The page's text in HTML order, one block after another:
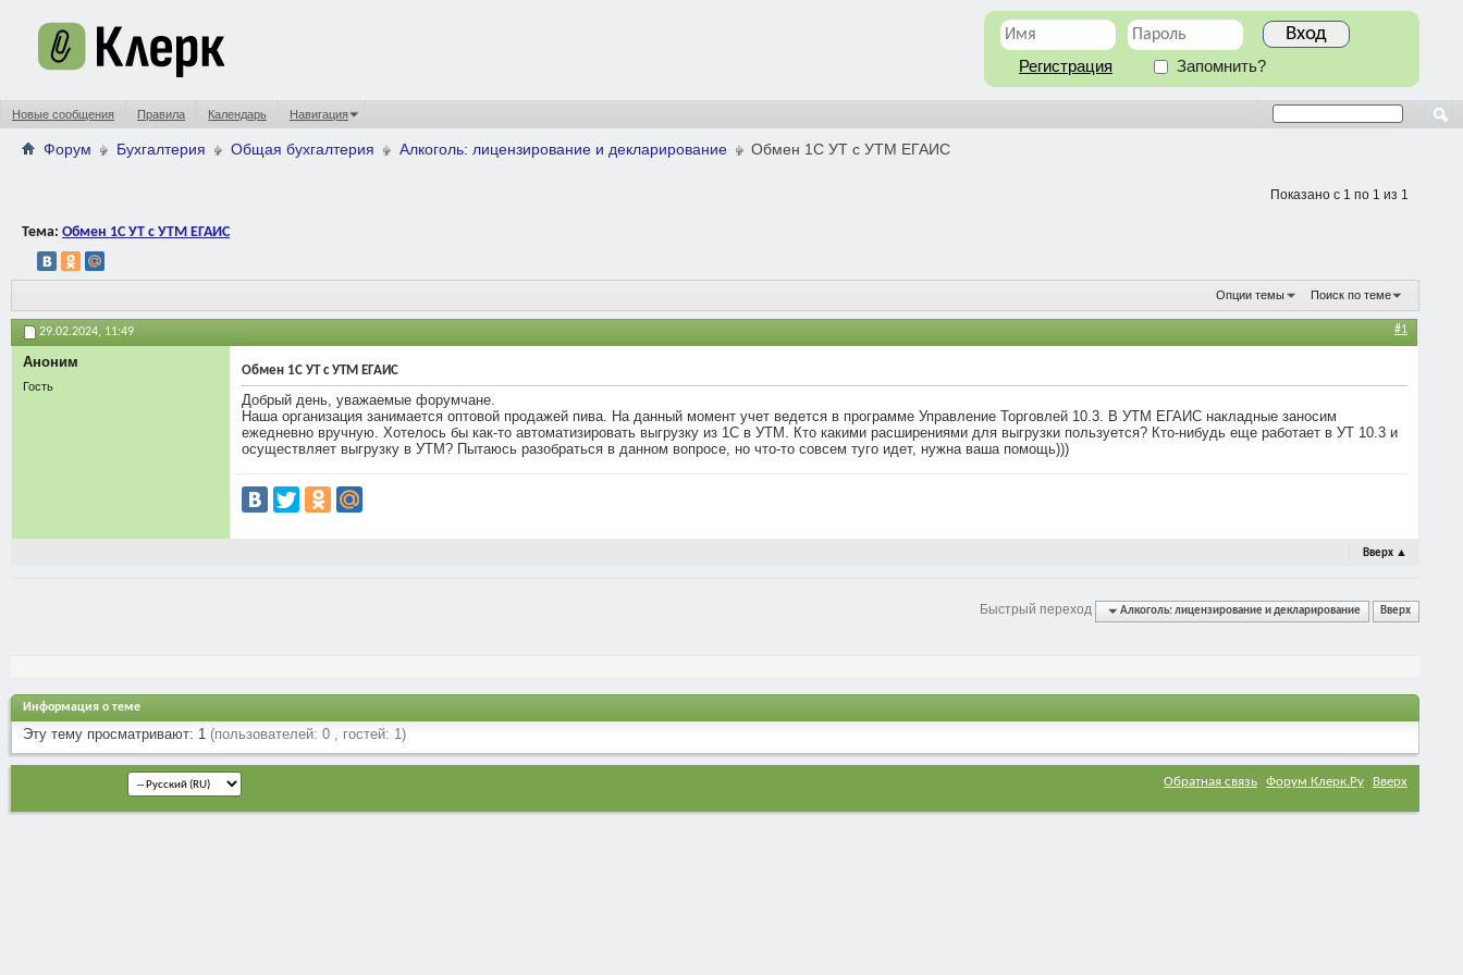
Регистрация Запомнить?
Новые сообщения Правила Календарь Навигация
Форум Бухгалтерия Общая бухгалтерия Алкоголь: лицензирование и декларирование Обмен 1С УТ с УТМ ЕГАИС
Показано с 1 по 1 из 1
Тема: Обмен 1С УТ с УТМ ЕГАИС
Опции темы Поиск по теме
29.02.2024, 11:49 #1
Аноним
Гость
Обмен 1С УТ с УТМ ЕГАИС
Добрый день, уважаемые форумчане.
Наша организация занимается оптовой продажей пива. На данный момент учет ведется в программе Управление Торговлей 10.3. В УТМ ЕГАИС накладные заносим
ежедневно вручную. Хотелось бы как-то автоматизировать выгрузку из 1С в УТМ. Кто какими расширениями для выгрузки пользуется? Кто-нибудь еще работает в УТ 10.3 и
осуществляет выгрузку в УТМ? Пытаюсь разобраться в данном вопросе, но что-то совсем туго идет, нужна ваша помощь)))
Вверх ▲
Быстрый переход Алкоголь: лицензирование и декларирование Вверх
Информация о теме
Эту тему просматривают: 1 (пользователей: 0 , гостей: 1)
Обратная связь Форум Клерк.Ру Вверх